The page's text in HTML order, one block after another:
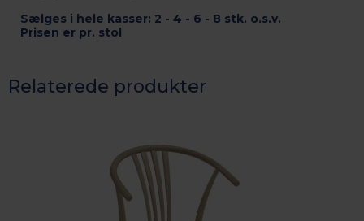
Sælges i hele kasser: 2 - 4 - 6 - 8 stk. o.s.v.
Prisen er pr. stol
Relaterede produkter